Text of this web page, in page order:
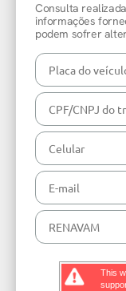
Consulta
informações
podem sofrer
This